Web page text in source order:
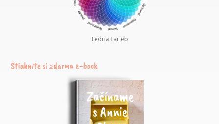
Teória Farieb
Stiahnite si zdarma e-book
Začíname
s Annie